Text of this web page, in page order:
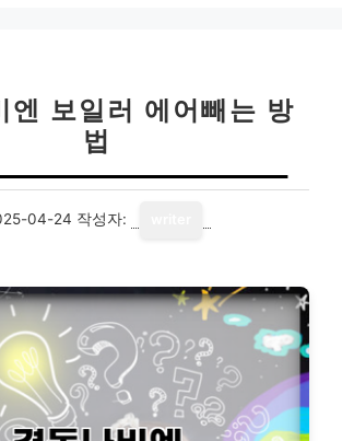
엔 보일러 에어빼는 방
법
04-24 작성자: